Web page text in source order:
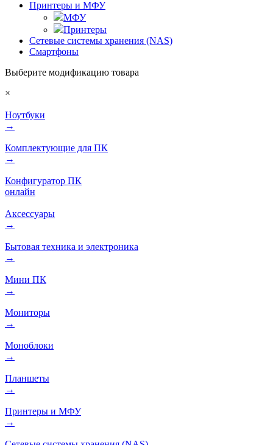
Принтеры и МФУ
МФУ
Принтеры
Сетевые системы хранения (NAS)
Смартфоны
Выберите модификацию товара
×
Ноутбуки
→
Комплектующие для ПК
→
Конфигуратор ПК
онлайн
Аксессуары
→
Бытовая техника и электроника
→
Мини ПК
→
Мониторы
→
Моноблоки
→
Планшеты
→
Принтеры и МФУ
→